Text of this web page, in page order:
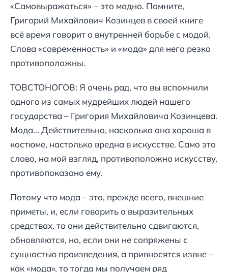
«Самовыражаться» – это модно. Помните,
Григорий Михайлович Козинцев в своей книге
всё время говорит о внутренней борьбе с модой.
Слова «современность» и «мода» для него резко
противоположны.
ТОВСТОНОГОВ: Я очень рад, что вы вспомнили
одного из самых мудрейших людей нашего
государства – Григория Михайловича Козинцева.
Мода... Действительно, насколько она хороша в
костюме, настолько вредна в искусстве. Само это
слово, на мой взгляд, противоположно искусству,
противопоказано ему.
Потому что мода – это, прежде всего, внешние
приметы, и, если говорить о выразительных
средствах, то они действительно сдвигаются,
обновляются, но, если они не сопряжены с
сущностью произведения, а привносятся извне –
как «мода», то тогда мы получаем ряд